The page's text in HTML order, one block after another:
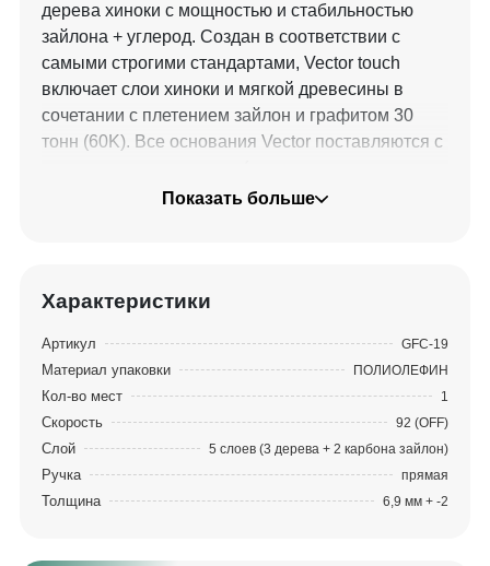
дерева хиноки с мощностью и стабильностью
зайлона + углерод. Создан в соответствии с
самыми строгими стандартами, Vector touch
включает слои хиноки и мягкой древесины в
сочетании с плетением зайлон и графитом 30
тонн (60K). Все основания Vector поставляются с
герметизировать основание), двумя
(единственный в отрасли). Игрок может достичь
запатентованный метод определения плотности
и точного регулирования содержания влаги.
Показать больше
Характеристики
Артикул GFC-19
Материал упаковки ПОЛИОЛЕФИН
Кол-во мест 1
Скорость 92 (OFF)
Слой 5 слоев (3 дерева + 2 карбона зайлон)
Ручка прямая
Толщина 6,9 мм + -2